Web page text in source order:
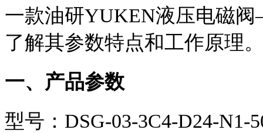
一款油研YUKEN液压电磁
了解其参数特点和工作原理
一、产品参数
型号：DSG-03-3C4-D24-N1-